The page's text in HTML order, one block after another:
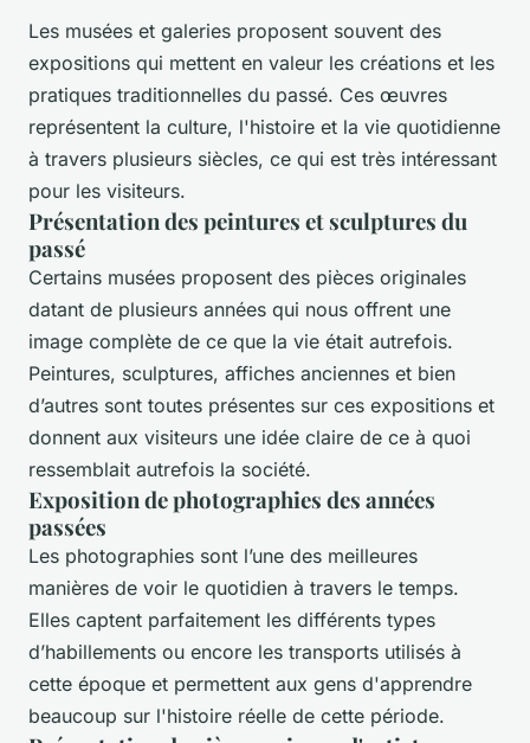
Les musées et galeries proposent souvent des
expositions qui mettent en valeur les créations et les
pratiques traditionnelles du passé. Ces œuvres
représentent la culture, l'histoire et la vie quotidienne
à travers plusieurs siècles, ce qui est très intéressant
pour les visiteurs.
Présentation des peintures et sculptures du
passé
Certains musées proposent des pièces originales
datant de plusieurs années qui nous offrent une
image complète de ce que la vie était autrefois.
Peintures, sculptures, affiches anciennes et bien
d’autres sont toutes présentes sur ces expositions et
donnent aux visiteurs une idée claire de ce à quoi
ressemblait autrefois la société.
Exposition de photographies des années
passées
Les photographies sont l’une des meilleures
manières de voir le quotidien à travers le temps.
Elles captent parfaitement les différents types
d’habillements ou encore les transports utilisés à
cette époque et permettent aux gens d'apprendre
beaucoup sur l'histoire réelle de cette période.